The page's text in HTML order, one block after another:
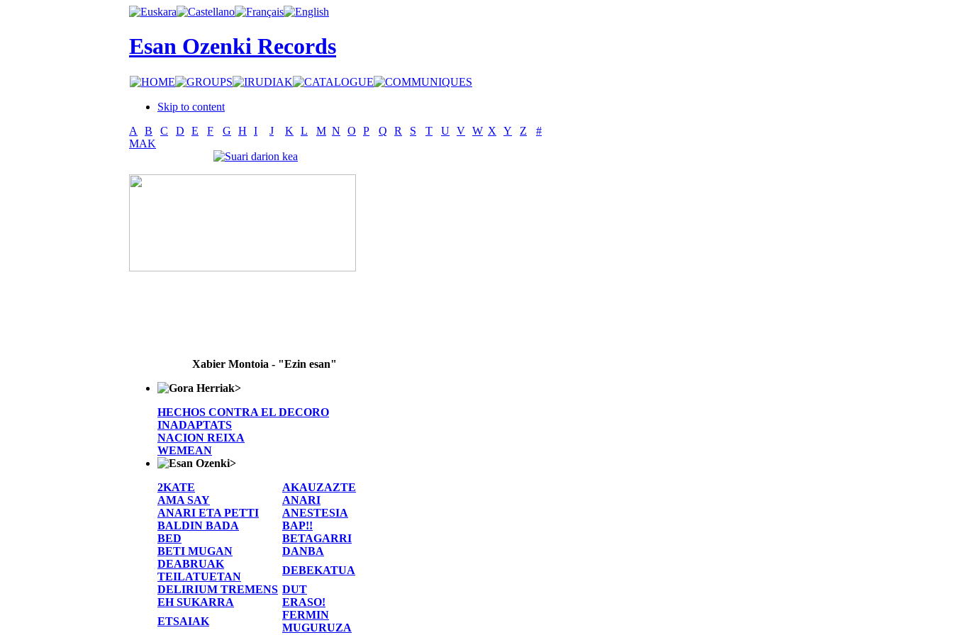
Esan Ozenki Records
Skip to content
A
B C D E F G H I J K L M N O P Q R S T U V W X Y Z
#
MAK
Xabier Montoia - "Ezin esan"
>
HECHOS CONTRA EL DECORO
INADAPTATS
NACION REIXA
WEMEAN
>
2KATE
AKAUZAZTE
AMA SAY
ANARI
ANARI ETA PETTI
ANESTESIA
BALDIN BADA
BAP!!
BED
BETAGARRI
BETI MUGAN
DANBA
DEABRUAK
TEILATUETAN
DEBEKATUA
DELIRIUM TREMENS DUT
EH SUKARRA
ERASO!
ETSAIAK
FERMIN
MUGURUZA